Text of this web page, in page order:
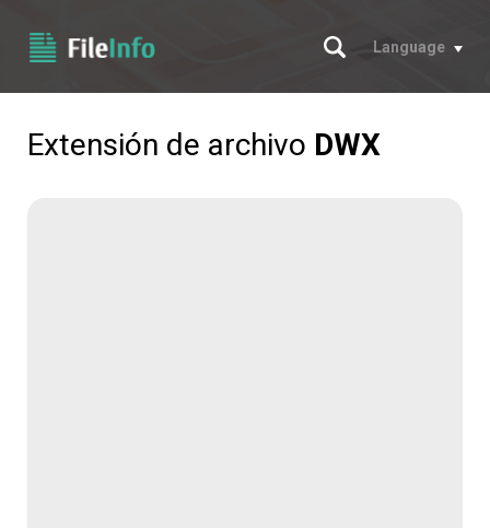
Buscar
Language
Extensión de archivo DWX